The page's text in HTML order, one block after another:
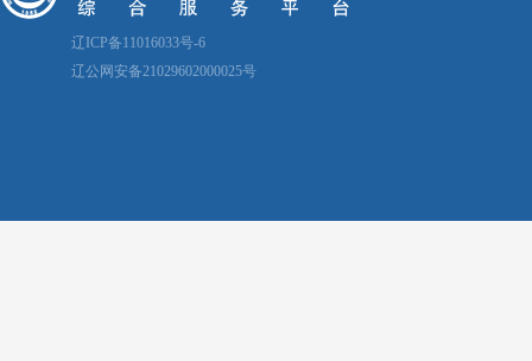
辽ICP备11016033号-6
辽公网安备21029602000025号